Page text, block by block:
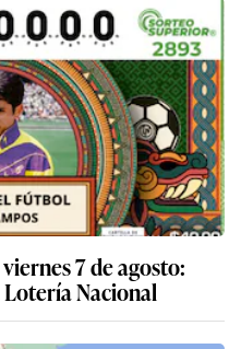
7 de agosto:
Nacional